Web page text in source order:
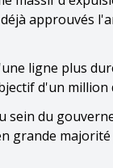
approuvés
ligne plus
d'un million
sein du
grande